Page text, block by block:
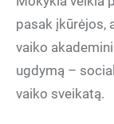
pasak įkūrėjos,
vaiko
ugdymą –
vaiko sveikatą.